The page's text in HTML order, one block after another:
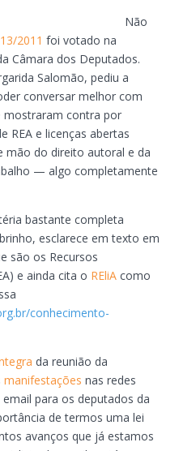
Não
2011 foi votado na
Câmara dos Deputados.
Salomão, pediu a
conversar melhor com
mostraram contra por
REA e licenças abertas
mão do direito autoral e da
— algo completamente
bastante completa
esclarece em texto em
são os Recursos
e ainda cita o REliAcomo
conhecimento-
da reunião da
manifestações nas redes
para os deputados da
de termos uma lei
avanços que já estamos